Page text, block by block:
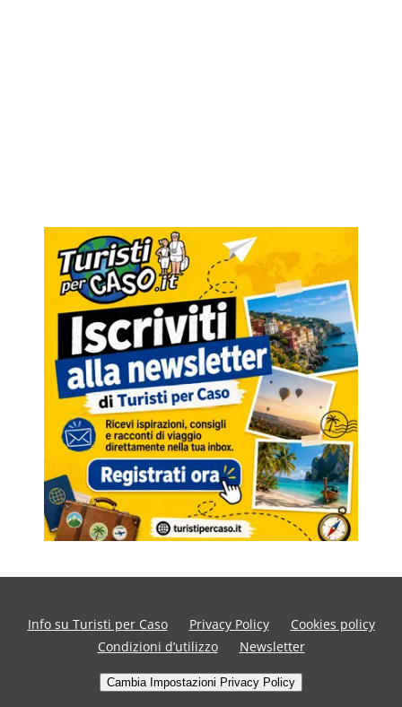
Info su Turisti per Caso Privacy Policy
Cookies policy
Condizioni d’utilizzo
Newsletter
Cambia Impostazioni Privacy Policy